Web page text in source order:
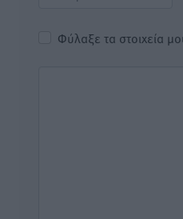
Φύλαξε τα στοιχεία